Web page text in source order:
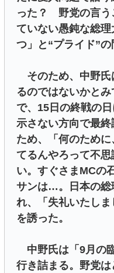
った？ 野党の言う
ていない愚鈍な総
つ」と“プライド”の
そのため、中野氏
るのではないかと
で、15日の終戦の
示さない方向で最
ため、「何のため
てるんやろって不
い。すぐさまMCの
サンは…。日本の総
れ、「失礼いたし
を誘った。
中野氏は「9月の
行き詰まる。野党